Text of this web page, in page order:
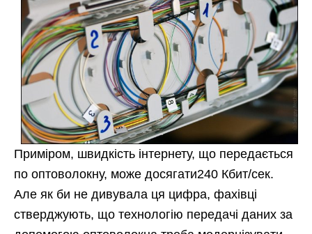
Приміром, швидкість інтернету, що передається
по оптоволокну, може досягати240 Кбит/сек.
Але як би не дивувала ця цифра, фахівці
стверджують, що технологію передачі даних за